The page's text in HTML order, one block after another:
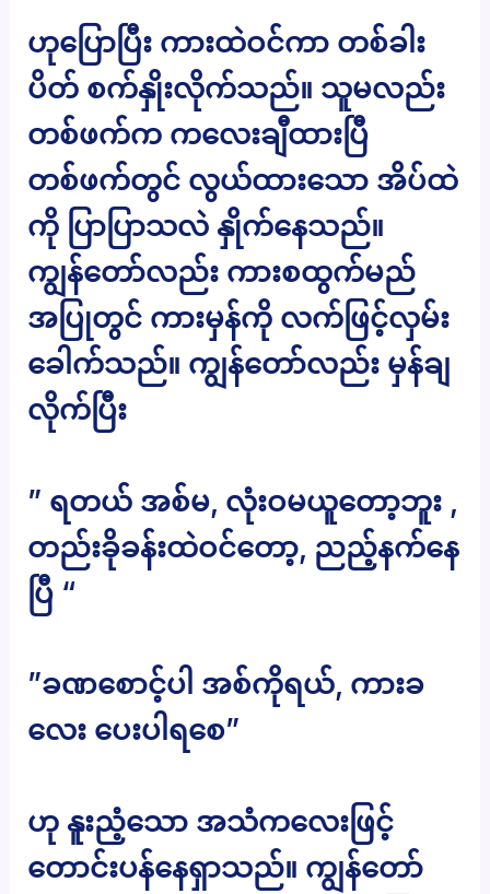
ဟုပြောပြီး ကားထဲဝင်ကာ တစ်ခါး
ပိတ် စက်နှိုးလိုက်သည်။ သူမလည်း
တစ်ဖက်က ကလေးချီထားပြီ
တစ်ဖက်တွင် လွယ်ထားသော အိပ်ထဲ
ကို ပြာပြာသလဲ နှိုက်နေသည်။
ကျွန်တော်လည်း ကားစထွက်မည်
အပြုတွင် ကားမှန်ကို လက်ဖြင့်လှမ်း
ခေါက်သည်။ ကျွန်တော်လည်း မှန်ချ
လိုက်ပြီး
” ရတယ် အစ်မ, လုံးဝမယူတော့ဘူး ,
တည်းခိုခန်းထဲဝင်တော့, ညည့်နက်နေ
ပြီ “
”ခဏစောင့်ပါ အစ်ကိုရယ်, ကားခ
လေး ပေးပါရစေ”
ဟု နူးညံ့သော အသံကလေးဖြင့်
တောင်းပန်နေရှာသည်။ ကျွန်တော်